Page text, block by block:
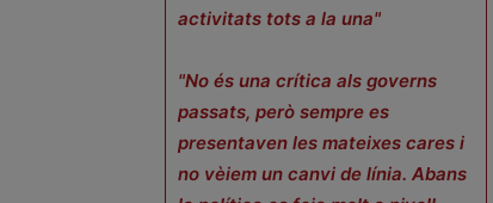
activitats tots a la una"
"No és una crítica als governs
passats, però sempre es
presentaven les mateixes cares i
no vèiem un canvi de línia. Abans